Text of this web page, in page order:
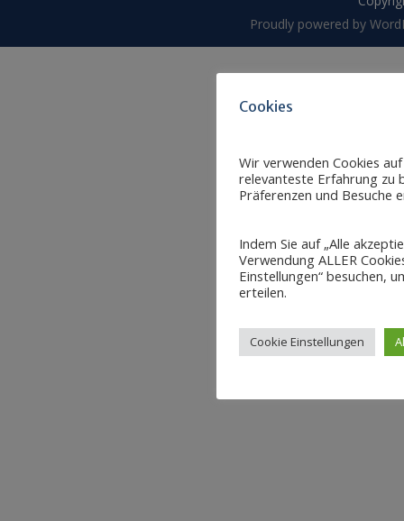
Proudly powered by
Cookies
Wir verwenden Cookies
relevanteste Erfahrung zu
Präferenzen und Besuche
Indem Sie auf „Alle
Verwendung ALLER
Einstellungen“ besuchen,
erteilen.
Cookie Einstellungen